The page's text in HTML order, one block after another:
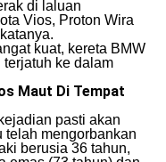
di laluan
Vios, Proton Wira
kuat, kereta BMW
ke dalam
Maut Di Tempat
pasti akan
telah mengorbankan
berusia 36 tahun,